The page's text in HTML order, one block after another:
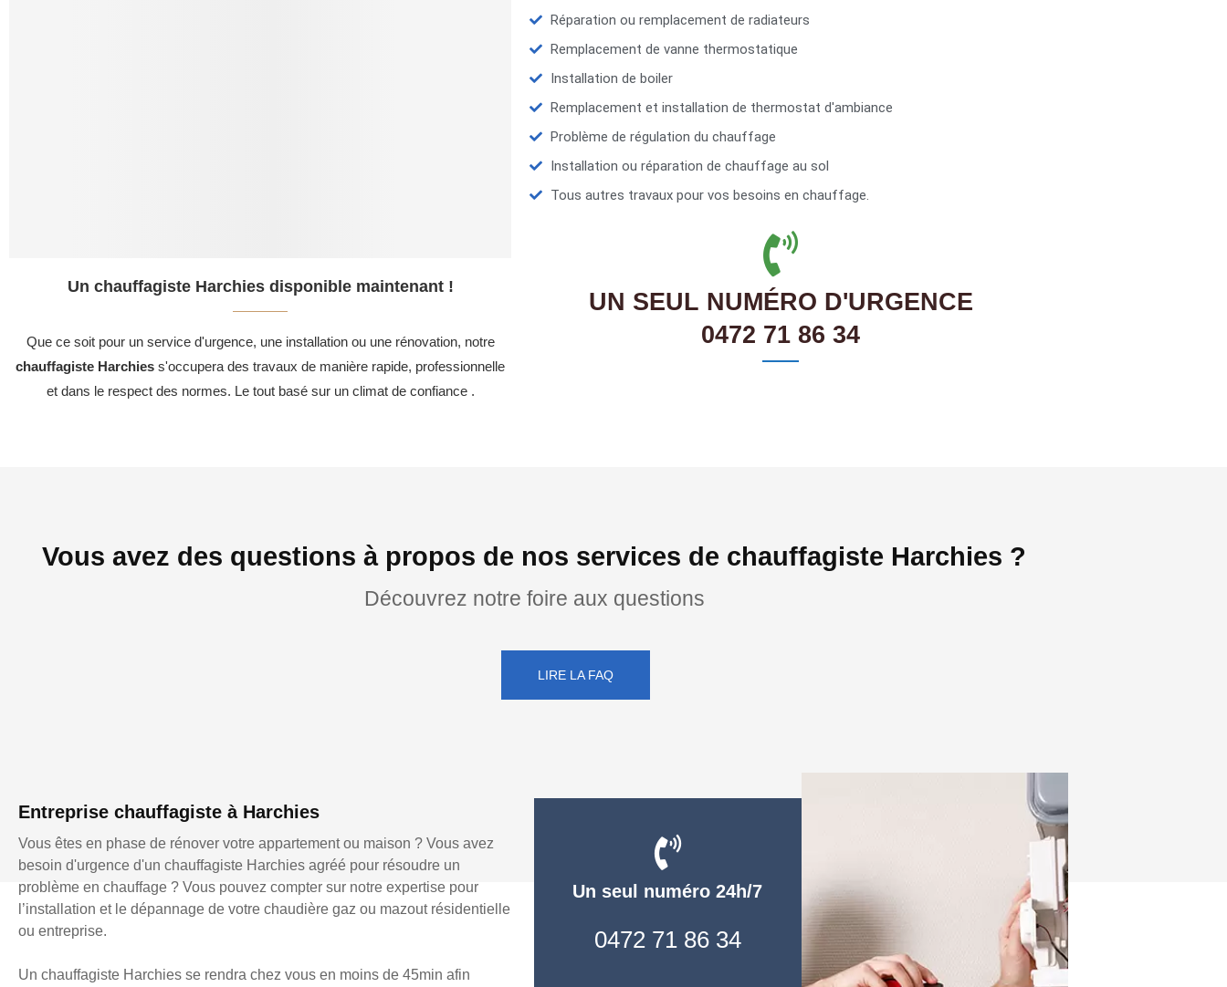
Un chauffagiste Harchies disponible maintenant !
Que ce soit pour un service d'urgence, une installation ou une rénovation, notre
chauffagiste Harchies s'occupera des travaux de manière rapide, professionnelle
et dans le respect des normes. Le tout basé sur un climat de confiance .
Réparation ou remplacement de radiateurs
Remplacement de vanne thermostatique
Installation de boiler
Remplacement et installation de thermostat d'ambiance
Problème de régulation du chauffage
Installation ou réparation de chauffage au sol
Tous autres travaux pour vos besoins en chauffage.
UN SEUL NUMÉRO D'URGENCE
0472 71 86 34
Vous avez des questions à propos de nos services de chauffagiste Harchies ?
Découvrez notre foire aux questions
LIRE LA FAQ
Entreprise chauffagiste à Harchies
Vous êtes en phase de rénover votre appartement ou maison ? Vous avez
besoin d'urgence d'un chauffagiste Harchies agréé pour résoudre un
problème en chauffage ? Vous pouvez compter sur notre expertise pour
l’installation et le dépannage de votre chaudière gaz ou mazout résidentielle
ou entreprise.
Un chauffagiste Harchies se rendra chez vous en moins de 45min afin
Un seul numéro 24h/7
0472 71 86 34